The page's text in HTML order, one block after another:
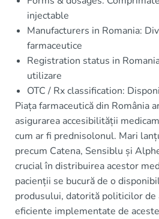
injectable
Manufacturers in Romania:
farmaceutice
Registration status in
utilizare
OTC / Rx classification:
Piața farmaceutică din România
asigurarea accesibilității
cum ar fi prednisolonul. Mari
precum Catena, Sensiblu și
crucial în distribuirea acestor
pacienții se bucură de o
produsului, datorită politicilor de
eficiente implementate de